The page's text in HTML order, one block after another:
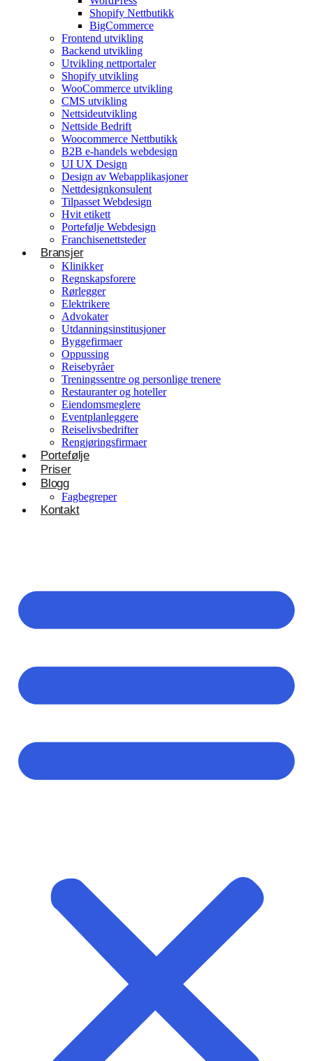
Shopify Nettbutikk
BigCommerce
Frontend utvikling
Backend utvikling
Utvikling nettportaler
Shopify utvikling
WooCommerce utvikling
CMS utvikling
Nettsideutvikling
Nettside Bedrift
Woocommerce Nettbutikk
B2B e-handels webdesign
UI UX Design
Design av Webapplikasjoner
Nettdesignkonsulent
Tilpasset Webdesign
Hvit etikett
Portefølje Webdesign
Franchisenettsteder
Bransjer
Klinikker
Regnskapsforere
Rørlegger
Elektrikere
Advokater
Utdanningsinstitusjoner
Byggefirmaer
Oppussing
Reisebyråer
Treningssentre og personlige trenere
Restauranter og hoteller
Eiendomsmeglere
Eventplanleggere
Reiselivsbedrifter
Rengjøringsfirmaer
Portefølje
Priser
Blogg
Fagbegreper
Kontakt
Konsulentvirksomhet og partnerskap
Nettdesignkonsulent
Hvit etikett
E-handelsløsning
Woocommerce Nettbutikk
Shopify utvikling
WooCommerce utvikling
Betjener
WordPress
Shopify Nettbutikk
BigCommerce
Ønsker du å bygge din tilstedeværelse på nett i
Norge?
Få et tilbud
Byggetjenester
Byggefirmaer